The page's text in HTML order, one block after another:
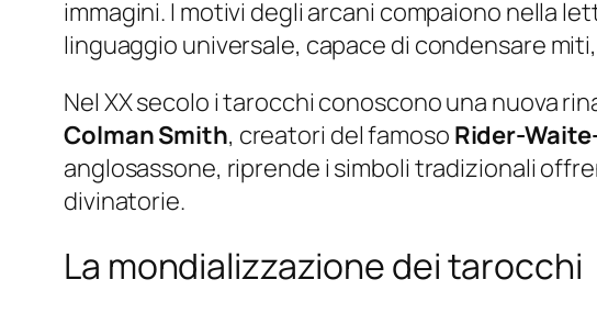
immagini. I motivi degli arcani compaiono nella
linguaggio universale, capace di condensare
Nel XX secolo i tarocchi conoscono una nuova
Colman Smith, creatori del famoso Rider-
anglosassone, riprende i simboli tradizionali
divinatorie.
La mondializzazione dei tarocchi